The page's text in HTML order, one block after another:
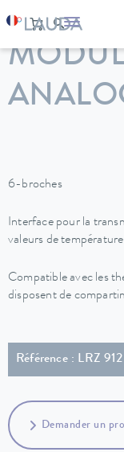
LAUDA
6-broches
Interface pour la
valeurs de
Compatible avec les
disposent de
Référence : LRZ 912
Demander un